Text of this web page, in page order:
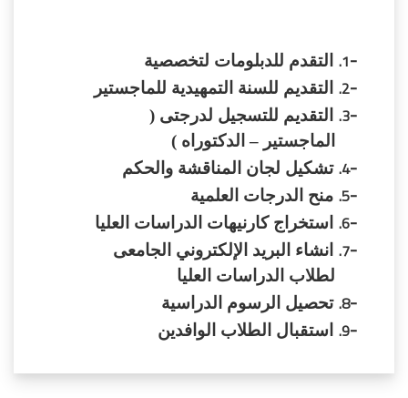
- التقدم للدبلومات لتخصصية
- التقديم للسنة التمهيدية للماجستير
-
التقديم للتسجيل لدرجتى (
الماجستير – الدكتوراه )
- تشكيل لجان المناقشة والحكم
- منح الدرجات العلمية
- استخراج كارنيهات الدراسات العليا
-
انشاء البريد الإلكتروني الجامعى
لطلاب الدراسات العليا
- تحصيل الرسوم الدراسية
- استقبال الطلاب الوافدين